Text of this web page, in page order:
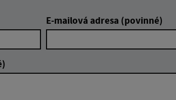
E-mailová adresa (povinné)